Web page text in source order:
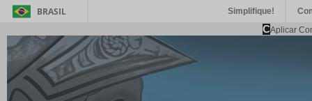
BRASIL Simplifique!
CAplicar